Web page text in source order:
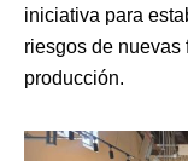
iniciativa para
riesgos de nuevas
producción.